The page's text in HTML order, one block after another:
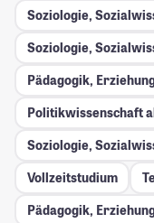
Soziologie,
Soziologie,
Pädagogik,
Politikwissenschaft
Soziologie,
Vollzeitstudium
Pädagogik,